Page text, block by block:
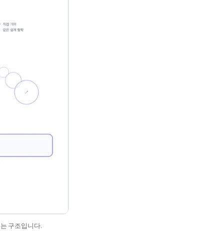
구조입니다.